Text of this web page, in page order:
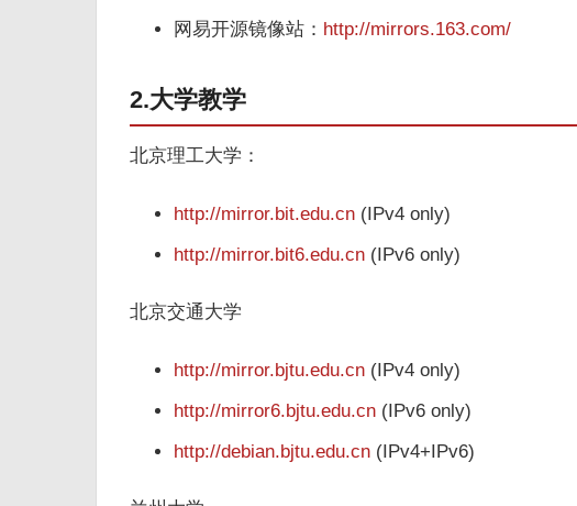
网易开源镜像站： http://mirrors.163.com/
2.大学教学
北京理工大学：
http://mirror.bit.edu.cn (IPv4 only)
http://mirror.bit6.edu.cn (IPv6 only)
北京交通大学
http://mirror.bjtu.edu.cn (IPv4 only)
http://mirror6.bjtu.edu.cn (IPv6 only)
http://debian.bjtu.edu.cn (IPv4+IPv6)